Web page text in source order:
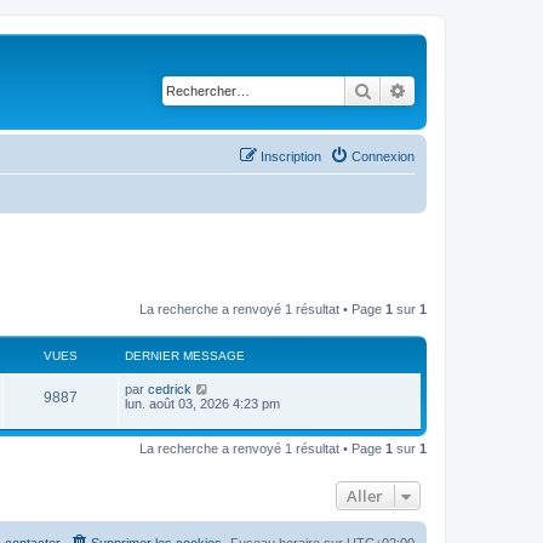
Rechercher
Connexion
Inscription
La recherche a renvoyé 1 résultat • Page 1 sur 1
VUES DERNIER MESSAGE
9887
u
D
e
n
s
par cedrick
lun. août 03, 2026 4:23 pm
La recherche a renvoyé 1 résultat • Page 1 sur 1
Aller